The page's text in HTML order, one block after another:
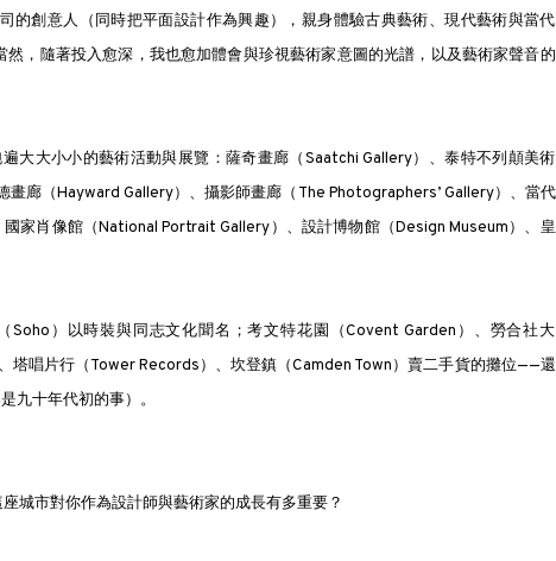
的創意人（同時把平面設計作為興趣），親身體驗古典藝術、現代藝術與當
，隨著投入愈深，我也愈加體會與珍視藝術家意圖的光譜，以及藝術家聲音
大大小小的藝術活動與展覽：薩奇畫廊（Saatchi Gallery）、泰特不列顛美
畫廊（Hayward Gallery）、攝影師畫廊（The Photographers’ Gallery）、當
家肖像館（National Portrait Gallery）、設計博物館（Design Museum）、
）以時裝與同志文化聞名；考文特花園（Covent Garden）、勞合社
塔唱片行（Tower Records）、坎登鎮（Camden Town）賣二手貨的攤位——
九十年代初的事）。
城市對你作為設計師與藝術家的成長有多重要？